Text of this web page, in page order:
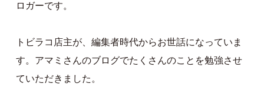
ロガーです。
トビラコ店主が、編集者時代からお世話になっていま
す。アマミさんのブログでたくさんのことを勉強させ
ていただきました。